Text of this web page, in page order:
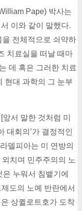
Pape) 박사는
이와 같이 말했다.
전체적으로 쇠약하
치료실을 떠날 때마
데 혹은 그러한 치료
현대 과학의 그 눈부
서 말한 것처럼 미
대회의’가 결정적인
델피아는 미 연방의
외치며 민주주의의 노
누워서 침뱉기에
도의 노예 반란에서
상퀼로트호가 도착